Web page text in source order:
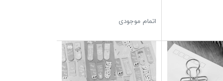
اتمام موجودی